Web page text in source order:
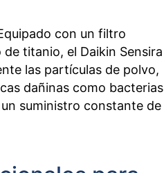
con un filtro
titanio, el Daikin Sensira
las partículas de polvo,
dañinas como bacterias
suministro constante de